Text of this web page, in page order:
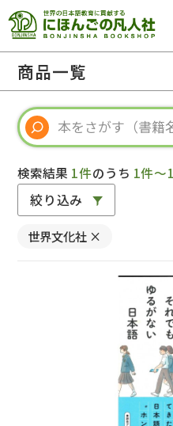
商品一覧
検索結果 1件のうち 1件～
絞り込み
世界文化社 ×